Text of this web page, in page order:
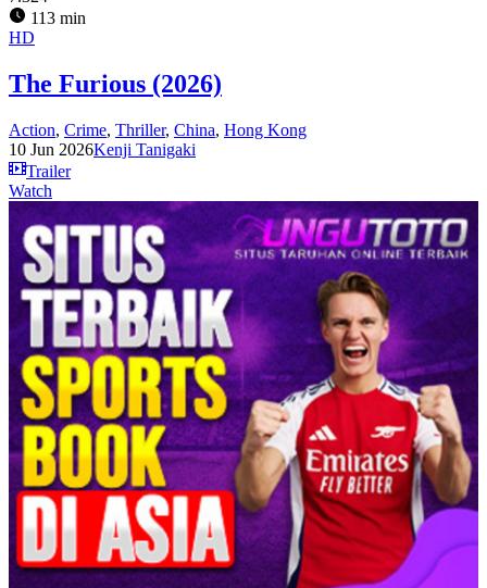
113 min
HD
The Furious (2026)
Action, Crime, Thriller, China, Hong Kong
10 Jun 2026Kenji Tanigaki
Trailer
Watch